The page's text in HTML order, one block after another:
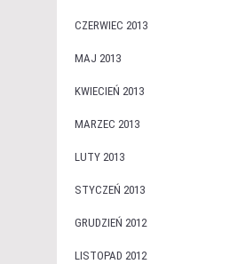
CZERWIEC 2013
MAJ 2013
KWIECIEŃ 2013
MARZEC 2013
LUTY 2013
STYCZEŃ 2013
GRUDZIEŃ 2012
LISTOPAD 2012